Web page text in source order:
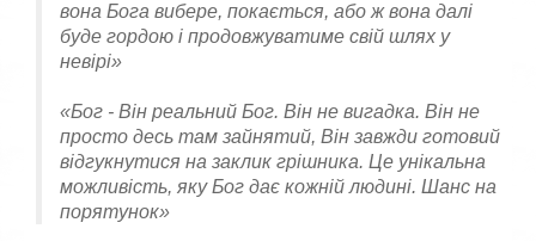
вона Бога вибере, покається, або ж вона далі
буде гордою і продовжуватиме свій шлях у
невірі»
«Бог - Він реальний Бог. Він не вигадка. Він не
просто десь там зайнятий, Він завжди готовий
відгукнутися на заклик грішника. Це унікальна
можливість, яку Бог дає кожній людині. Шанс на
порятунок»